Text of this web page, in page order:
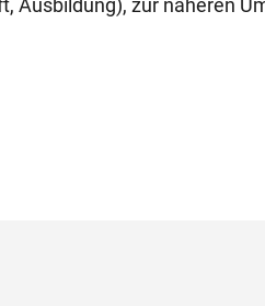
Ausbildung), zur näheren